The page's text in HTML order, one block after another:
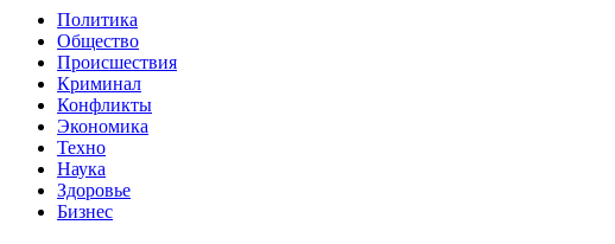
Политика
Общество
Происшествия
Криминал
Конфликты
Экономика
Техно
Наука
Здоровье
Бизнес